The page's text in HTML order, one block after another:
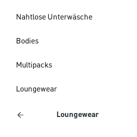
Nahtlose Unterwäsche
Bodies
Multipacks
Loungewear
Loungewear